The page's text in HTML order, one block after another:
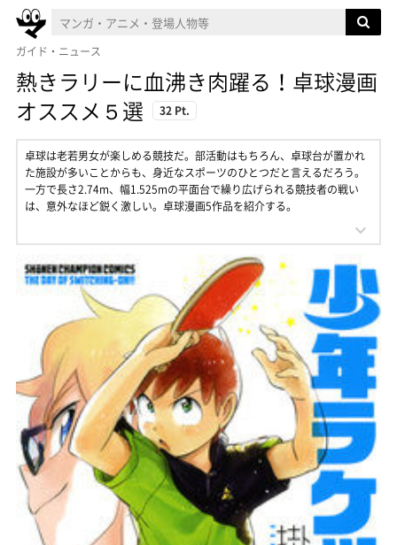
ガイド・ニュース
熱きラリーに血沸き肉躍る！卓球漫画
オススメ５選
32 Pt.
卓球は老若男女が楽しめる競技だ。部活動はもちろん、卓球台が置かれ
た施設が多いことからも、身近なスポーツのひとつだと言えるだろう。
一方で長さ2.74m、幅1.525mの平面台で繰り広げられる競技者の戦い
は、意外なほど鋭く激しい。卓球漫画5作品を紹介する。